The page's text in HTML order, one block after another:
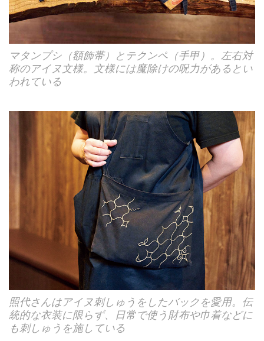
マタンプシ（額飾帯）とテクンペ（手甲）。左右対
称のアイヌ文様。文様には魔除けの呪力があるとい
われている
照代さんはアイヌ刺しゅうをしたバックを愛用。伝
統的な衣装に限らず、日常で使う財布や巾着などに
も刺しゅうを施している